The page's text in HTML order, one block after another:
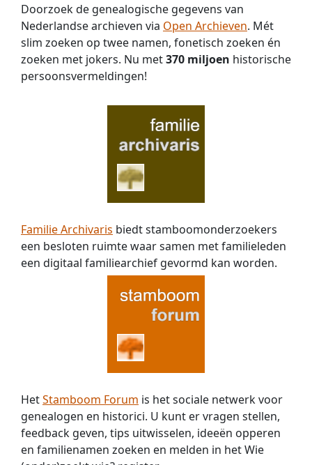
Doorzoek de genealogische gegevens van
Nederlandse archieven via Open Archieven. Mét
slim zoeken op twee namen, fonetisch zoeken én
zoeken met jokers. Nu met370 miljoen historische
persoons­vermeldingen!
Familie Archivaris biedt stamboomonderzoekers
een besloten ruimte waar samen met familieleden
een digitaal familiearchief gevormd kan worden.
HetStamboom Forum is het sociale netwerk voor
genealogen en historici. U kunt er vragen stellen,
feedback geven, tips uitwisselen, ideeën opperen
en familienamen zoeken en melden in het Wie